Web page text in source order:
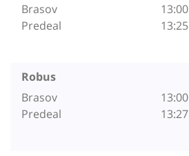
Brasov
Predeal
13:00
13:25
Robus
Brasov
Predeal
13:00
13:27